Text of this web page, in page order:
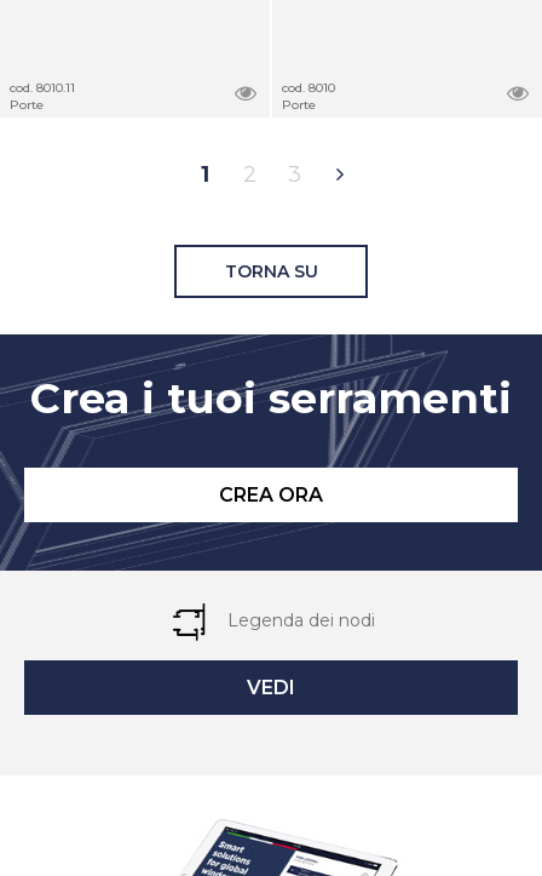
cod. 8010.11
Porte
cod. 8010
Porte
1 2 3
TORNA SU
Crea i tuoi serramenti
CREA ORA
Legenda dei nodi
VEDI